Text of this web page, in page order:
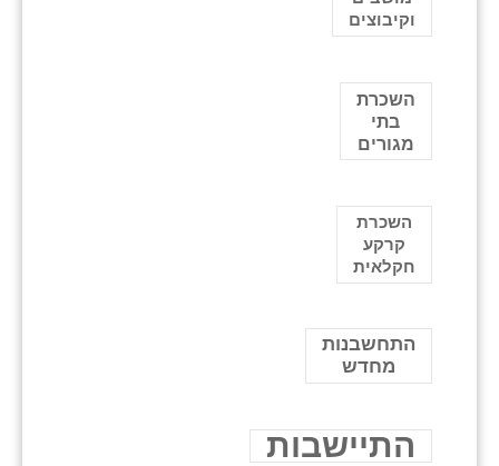
וקיבוצים
השכרת
בתי
מגורים
השכרת
קרקע
חקלאית
התחשבנות
מחדש
התיישבות